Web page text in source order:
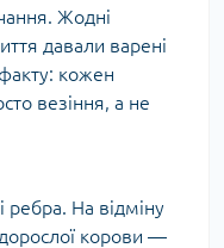
Жодні
давали варені
кожен
везіння, а не
ребра. На відміну
корови —